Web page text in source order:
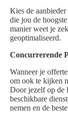
Kies de
die jou de
manier weet je
geoptimaliseerd.
Concurrerende
Wanneer je
om ook te kijken
Door jezelf op de
beschikbare
nemen en de